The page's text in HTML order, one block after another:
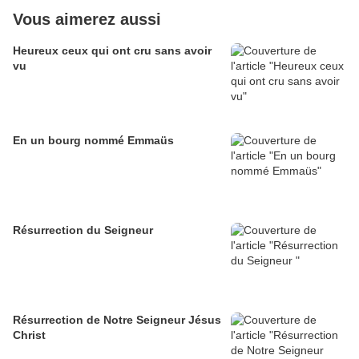
Vous aimerez aussi
Heureux ceux qui ont cru sans avoir
vu
En un bourg nommé Emmaüs
Résurrection du Seigneur
Résurrection de Notre Seigneur Jésus
Christ